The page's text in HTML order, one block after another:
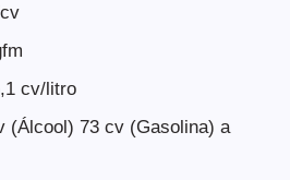
cv/litro
(Álcool) 73 cv (Gasolina) a